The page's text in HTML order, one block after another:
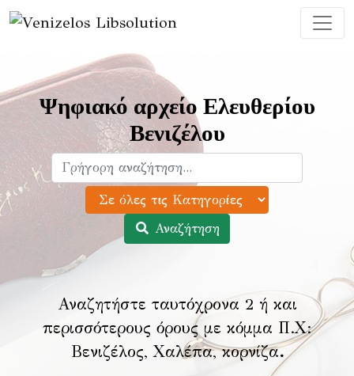
Ψηφιακό αρχείο Ελευθερίου
Βενιζέλου
Αναζήτηση
Αναζητήστε ταυτόχρονα 2 ή και
περισσότερους όρους με κόμμα Π.Χ:
Βενιζέλος, Χαλέπα, κορνίζα.